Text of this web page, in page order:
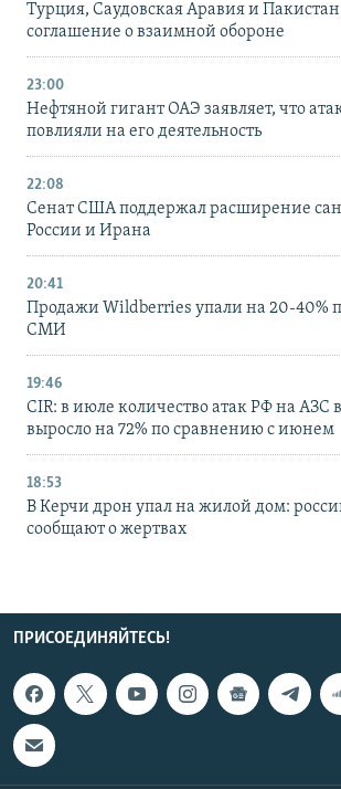
Турция, Саудовская Аравия и
соглашение о взаимной обороне
23:00
Нефтяной гигант ОАЭ заявляет, что
повлияли на его деятельность
22:08
Сенат США поддержал расширение
России и Ирана
20:41
Продажи Wildberries упали на 20-40%
СМИ
19:46
CIR: в июле количество атак РФ на АЗС
выросло на 72% по сравнению с июнем
18:53
В Керчи дрон упал на жилой дом:
сообщают о жертвах
ПРИСОЕДИНЯЙТЕСЬ!